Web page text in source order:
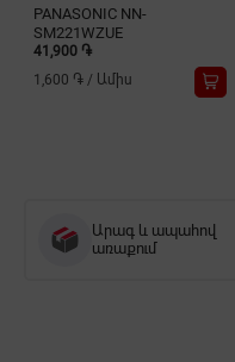
PANASONIC NN-
SM221WZUE
41,900 ֏
1,600 ֏ / Ամիս
Արագ և ապահով
առաքում